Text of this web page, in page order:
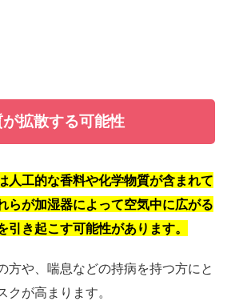
拡散する可能性
人工的な香料や化学物質が含まれて
らが加湿器によって空気中に広がる
引き起こす可能性があります。
方や、喘息などの持病を持つ方にと
クが高まります。